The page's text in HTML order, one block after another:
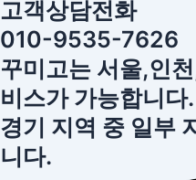
고객상담전화
010-9535-7626
꾸미고는 서울,인
비스가 가능합니다.
경기 지역 중 일부
니다.